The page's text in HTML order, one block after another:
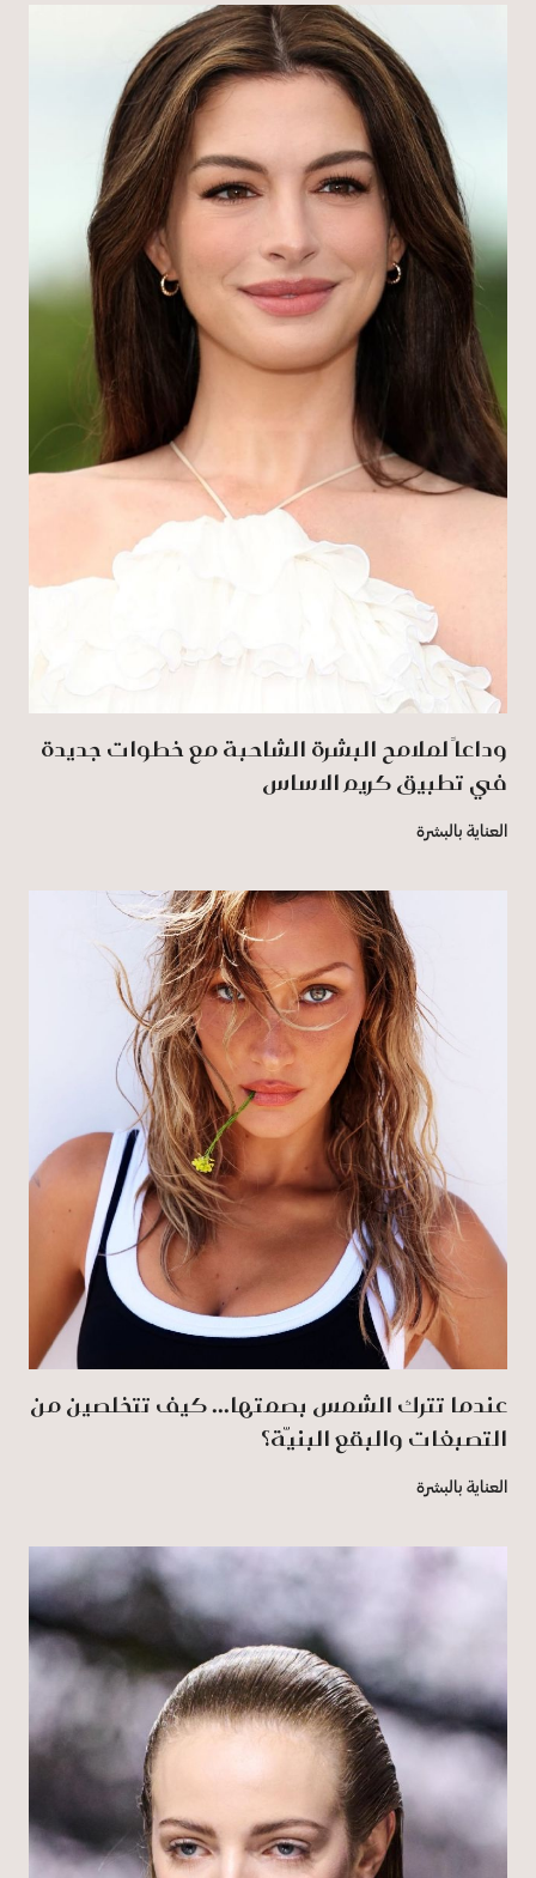
وداعاً لملامح البشرة الشاحبة مع خطوات جديدة
في تطبيق كريم الاساس
العناية بالبشرة
عندما تترك الشمس بصمتها... كيف تتخلصين من
التصبغات والبقع البنيّة؟
العناية بالبشرة